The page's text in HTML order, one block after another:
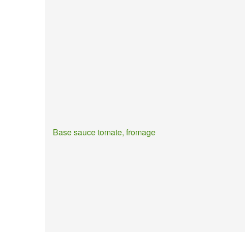
Base sauce tomate, fromage